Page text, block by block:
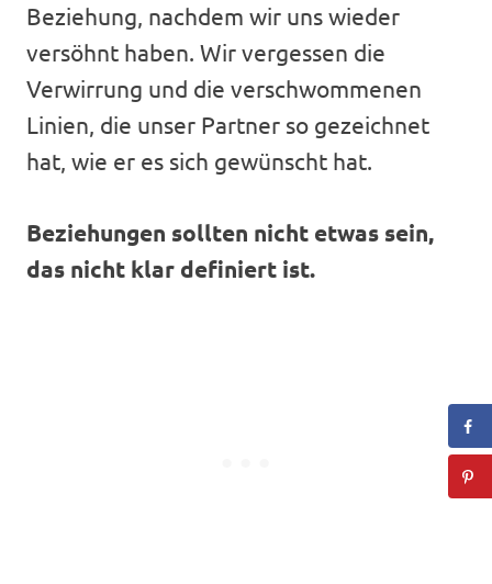
Beziehung, nachdem wir uns wieder
versöhnt haben. Wir vergessen die
Verwirrung und die verschwommenen
Linien, die unser Partner so gezeichnet
hat, wie er es sich gewünscht hat.
Beziehungen sollten nicht etwas sein,
das nicht klar definiert ist.